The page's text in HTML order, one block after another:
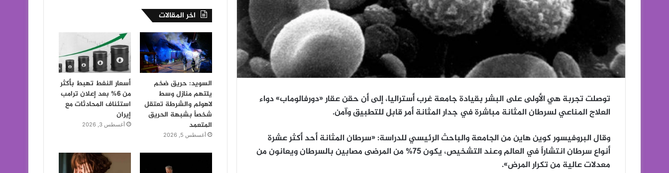
توصلت تجربة هي الأولى على البشر بقيادة جامعة غرب أستراليا، إلى أن حقن عقار «دورفالوماب» دواء
العلاج المناعي لسرطان المثانة مباشرة في جدار المثانة أمر قابل للتطبيق وآمن.
وقال البروفيسور كوين هاين من الجامعة والباحث الرئيسي للدراسة: «سرطان المثانة أحد أكثر عشرة
أنواع سرطان انتشاراً في العالم وعند التشخيص، يكون 75% من المرضى مصابين بالسرطان ويعانون من
معدلات عالية من تكرار المرض».
اخر المقالات
السويد: حريق ضخم
يلتهم منازل وسط
لاهولم والشرطة تعتقل
شخصاً بشبهة الحريق
المتعمد
أغسطس 5, 2026
أسعار النفط تهبط بأكثر
من 6% بعد إعلان ترامب
استئناف المحادثات مع
إيران
أغسطس 3, 2026